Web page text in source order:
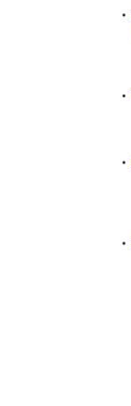
・
・
・
・